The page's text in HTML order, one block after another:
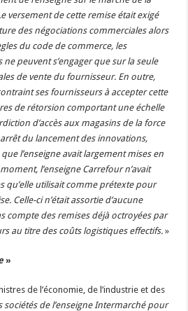
versement de cette remise était exigé
des négociations commerciales alors
du code de commerce, les
peuvent s’engager que sur la seule
de vente du fournisseur. En outre,
ses fournisseurs à accepter cette
de rétorsion comportant une échelle
d’accès aux magasins de la force
du lancement des innovations,
l’enseigne avait largement mises en
l’enseigne Carrefour n’avait
qu’elle utilisait comme prétexte pour
Celle-ci n’était assortie d’aucune
compte des remises déjà octroyées par
au titre des coûts logistiques effectifs. »
»
de l’économie, de l’industrie et des
sociétés de l’enseigne Intermarché pour